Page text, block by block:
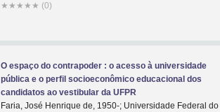
★ ★ ★ ★ ★ (0)
O espaço do contrapoder : o acesso à universidade
pública e o perfil socioeconômico educacional dos
candidatos ao vestibular da UFPR
Faria, José Henrique de, 1950-; Universidade Federal do